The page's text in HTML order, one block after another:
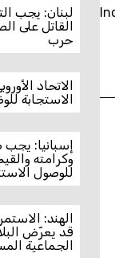
لبنان: يجب
القاتل على
حرب
الاتحاد
الاستجابة
إسبانيا:
وكرامته
للوصول
الهند:
قد يعرّض
الجماعية